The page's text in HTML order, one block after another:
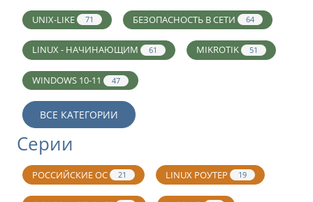
UNIX-LIKE 71 БЕЗОПАСНОСТЬ В СЕТИ 64
LINUX - НАЧИНАЮЩИМ 61 MIKROTIK 51
WINDOWS 10-11 47
ВСЕ КАТЕГОРИИ
Серии
РОССИЙСКИЕ ОС 21 LINUX РОУТЕР 19